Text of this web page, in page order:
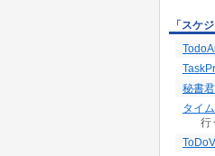
「スケ
秘書
タイ
行